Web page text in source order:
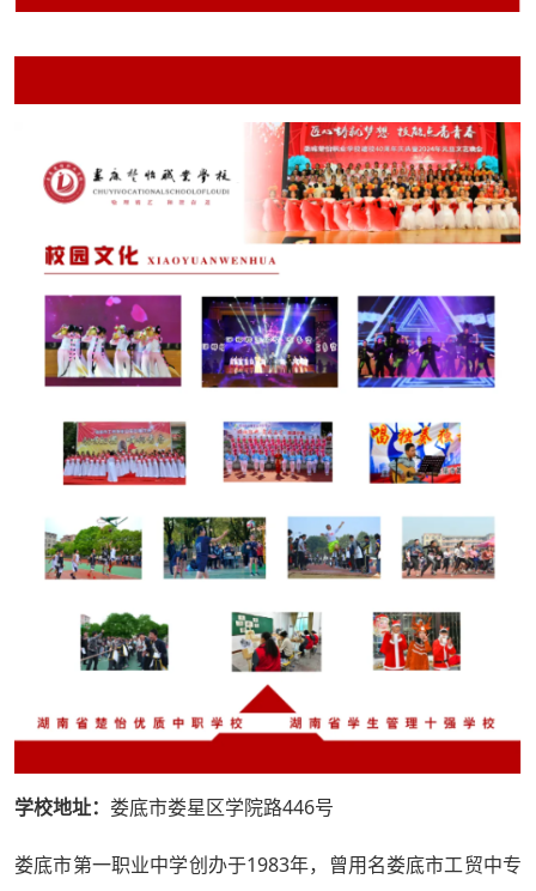
学校地址： 娄底市娄星区学院路446号
娄底市第一职业中学创办于1983年，曾用名娄底市工贸中专